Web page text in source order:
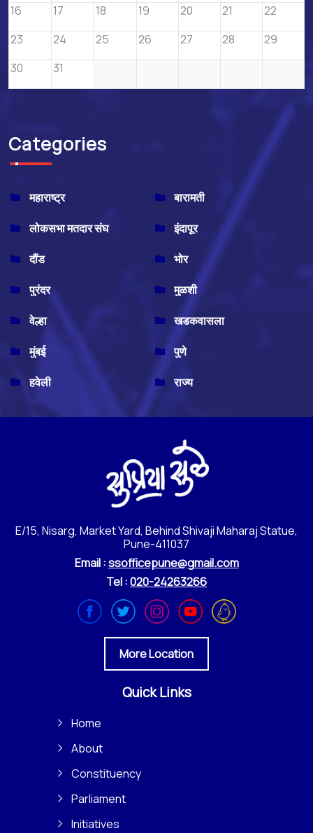
16
17 18 19 20 21
22
23
24 25 26 27 28
29
30
31
Categories
महाराष्ट्र
बारामती
लोकसभा मतदार संघ
इंदापूर
दौंड
भोर
पुरंदर
मुळशी
वेल्हा
खडकवासला
मुंबई
पुणे
हवेली
राज्य
E/15, Nisarg, Market Yard, Behind Shivaji Maharaj Statue,
Pune-411037
Email :ssofficepune@gmail.com
Tel :020-24263266
More Location
Quick Links
Home
About
Constituency
Parliament
Initiatives